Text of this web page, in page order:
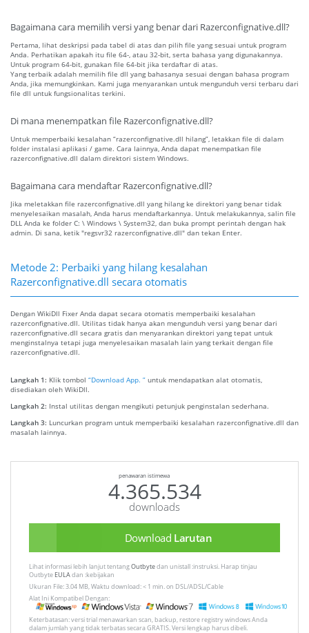
Bagaimana cara memilih versi yang benar dari Razerconfignative.dll?
Pertama, lihat deskripsi pada tabel di atas dan pilih file yang sesuai untuk program
Anda. Perhatikan apakah itu file 64-, atau 32-bit, serta bahasa yang digunakannya.
Untuk program 64-bit, gunakan file 64-bit jika terdaftar di atas.
Yang terbaik adalah memilih file dll yang bahasanya sesuai dengan bahasa program
Anda, jika memungkinkan. Kami juga menyarankan untuk mengunduh versi terbaru dari
file dll untuk fungsionalitas terkini.
Di mana menempatkan file Razerconfignative.dll?
Untuk memperbaiki kesalahan “razerconfignative.dll hilang”, letakkan file di dalam
folder instalasi aplikasi / game. Cara lainnya, Anda dapat menempatkan file
razerconfignative.dll dalam direktori sistem Windows.
Bagaimana cara mendaftar Razerconfignative.dll?
Jika meletakkan file razerconfignative.dll yang hilang ke direktori yang benar tidak
menyelesaikan masalah, Anda harus mendaftarkannya. Untuk melakukannya, salin file
DLL Anda ke folder C: \ Windows \ System32, dan buka prompt perintah dengan hak
admin. Di sana, ketik "regsvr32 razerconfignative.dll" dan tekan Enter.
Metode 2: Perbaiki yang hilang kesalahan
Razerconfignative.dll secara otomatis
Dengan WikiDll Fixer Anda dapat secara otomatis memperbaiki kesalahan
razerconfignative.dll. Utilitas tidak hanya akan mengunduh versi yang benar dari
razerconfignative.dll secara gratis dan menyarankan direktori yang tepat untuk
menginstalnya tetapi juga menyelesaikan masalah lain yang terkait dengan file
razerconfignative.dll.
Langkah 1: Klik tombol “Download App. ” untuk mendapatkan alat otomatis,
disediakan oleh WikiDll.
Langkah 2: Instal utilitas dengan mengikuti petunjuk penginstalan sederhana.
Langkah 3: Luncurkan program untuk memperbaiki kesalahan razerconfignative.dll dan
masalah lainnya.
penawaran istimewa
4.365.534
downloads
Download Larutan
Lihat informasi lebih lanjut tentangOutbytedan unistall :instruksi. Harap tinjau
Outbyte EULAdan :kebijakan
Ukuran File: 3.04 MB, Waktu download: < 1 min. on DSL/ADSL/Cable
Alat Ini Kompatibel Dengan:
Keterbatasan: versi trial menawarkan scan, backup, restore registry windows Anda
dalam jumlah yang tidak terbatas secara GRATIS. Versi lengkap harus dibeli.